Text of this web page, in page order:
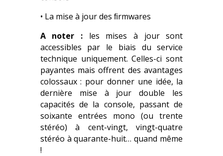
• La mise à jour des ﬁrmwares
A noter :les mises à jour sont
accessibles par le biais du service
technique uniquement. Celles-ci sont
payantes mais offrent des avantages
colossaux : pour donner une idée, la
dernière mise à jour double les
capacités de la console, passant de
soixante entrées mono (ou trente
stéréo) à cent-vingt, vingt-quatre
stéréo à quarante-huit… quand même
!